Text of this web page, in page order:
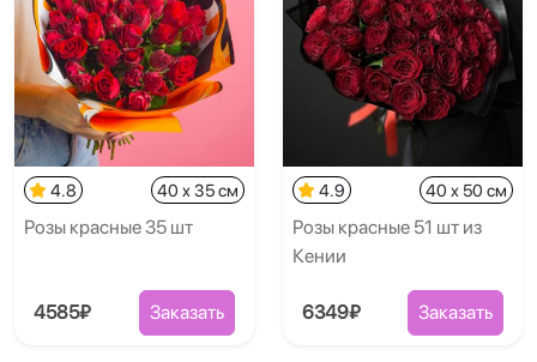
4.8 40 x 35 см
Розы красные 35 шт
4585₽ Заказать
4.9 40 x 50 см
Розы красные 51 шт из
Кении
6349₽ Заказать